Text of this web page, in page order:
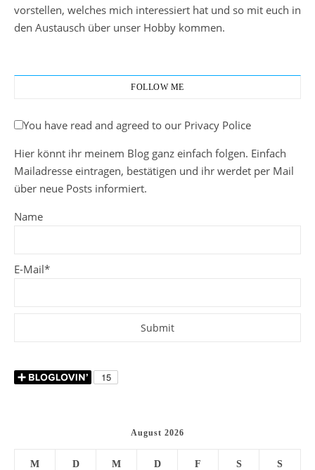
vorstellen, welches mich interessiert hat und so mit euch in
den Austausch über unser Hobby kommen.
FOLLOW ME
You have read and agreed to our Privacy Police
Hier könnt ihr meinem Blog ganz einfach folgen. Einfach
Mailadresse eintragen, bestätigen und ihr werdet per Mail
über neue Posts informiert.
Name
E-Mail*
August 2026
M D M D F S S